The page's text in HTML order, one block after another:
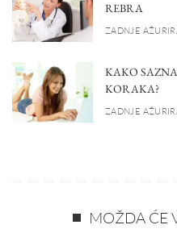
REBRA
ZADNJE
KAKO
KORAKA?
ZADNJE
MOŽDA ĆE